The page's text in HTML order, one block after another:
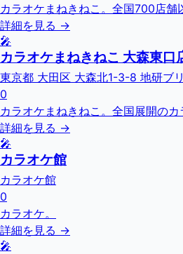
カラオケまねきねこ。全国700店
詳細を見る →
🎤
カラオケまねきねこ 大森東口
東京都 大田区 大森北1-3-8 地研ブ
0
カラオケまねきねこ。全国展開の
詳細を見る →
🎤
カラオケ館
カラオケ館
0
カラオケ。
詳細を見る →
🎤